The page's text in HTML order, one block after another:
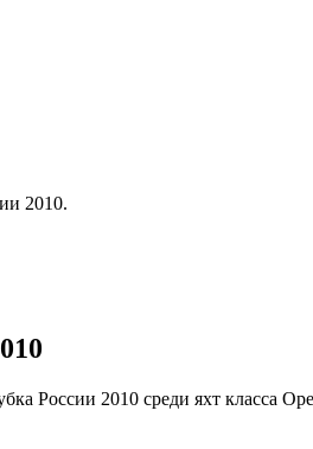
2010.
России 2010 среди яхт класса